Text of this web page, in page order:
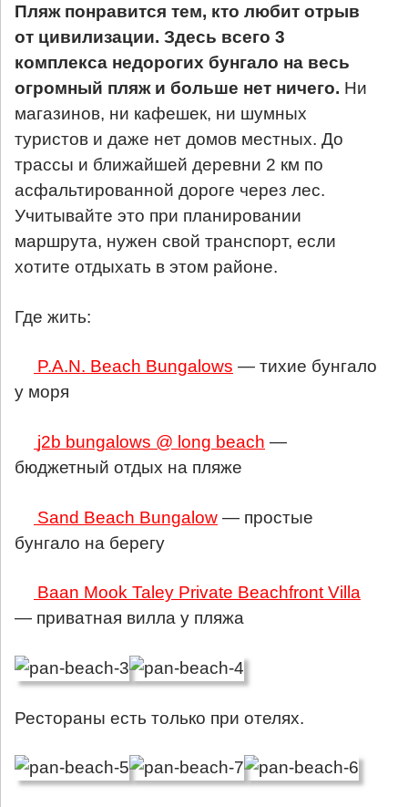
Пляж понравится тем, кто любит отрыв
от цивилизации. Здесь всего 3
комплекса недорогих бунгало на весь
огромный пляж и больше нет ничего. Ни
магазинов, ни кафешек, ни шумных
туристов и даже нет домов местных. До
трассы и ближайшей деревни 2 км по
асфальтированной дороге через лес.
Учитывайте это при планировании
маршрута, нужен свой транспорт, если
хотите отдыхать в этом районе.
Где жить:
P.A.N. Beach Bungalows — тихие бунгало
у моря
j2b bungalows @ long beach —
бюджетный отдых на пляже
Sand Beach Bungalow — простые
бунгало на берегу
Baan Mook Taley Private Beachfront Villa
— приватная вилла у пляжа
Рестораны есть только при отелях.